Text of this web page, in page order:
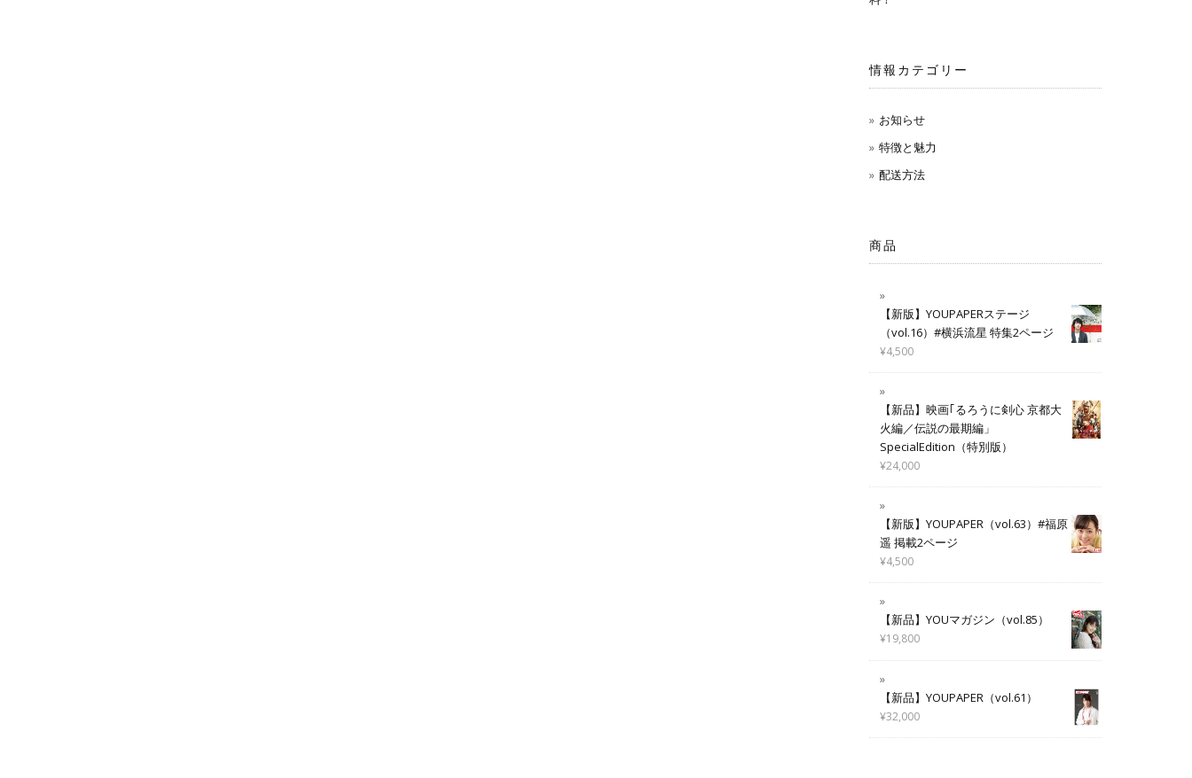
情報カテゴリー
お知らせ
特徴と魅力
配送方法
商品
【新版】YOUPAPERステージ
（vol.16）#横浜流星 特集2ページ
¥4,500
【新品】映画｢るろうに剣心 京都大
火編／伝説の最期編」
SpecialEdition（特別版）
¥24,000
【新版】YOUPAPER（vol.63）#福原
遥 掲載2ページ
¥4,500
【新品】YOUマガジン（vol.85）
¥19,800
【新品】YOUPAPER（vol.61）
¥32,000